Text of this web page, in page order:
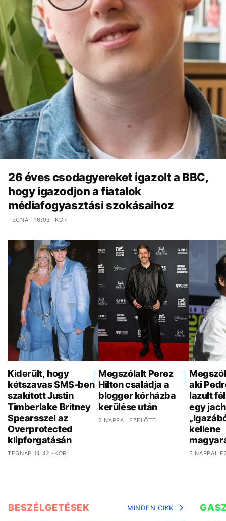
26 éves csodagyereket igazolt a BBC,
hogy igazodjon a fiatalok
médiafogyasztási szokásaihoz
TEGNAP 16:03 -KOR
Kiderült, hogy
kétszavas SMS-ben
szakított Justin
Timberlake Britney
Spearsszel az
Overprotected
klipforgatásán
TEGNAP 14:42 -KOR
Megszólalt Perez
Hilton családja a
blogger kórházba
kerülése után
2 NAPPAL EZELŐTT
aki
lazult
egy
kellene
3 NAPPAL
BESZÉLGETÉSEK MINDEN CIKK